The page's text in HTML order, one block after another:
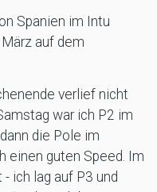
Spanien im Intu
auf dem
verlief nicht
war ich P2 im
die Pole im
einen guten Speed. Im
ich lag auf P3 und